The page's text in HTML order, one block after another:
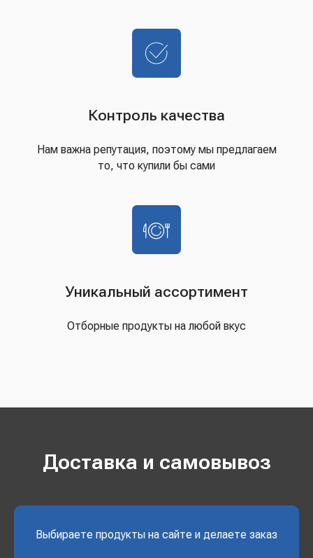
Контроль качества
Нам важна репутация, поэтому мы предлагаем
то, что купили бы сами
Уникальный ассортимент
Отборные продукты на любой вкус
Доставка и самовывоз
Выбираете продукты на сайте и делаете заказ